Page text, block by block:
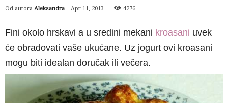
Od autora Aleksandra - Apr 11, 2013 4276
Fini okolo hrskavi a u sredini mekani kroasani uvek
će obradovati vaše ukućane. Uz jogurt ovi kroasani
mogu biti idealan doručak ili večera.